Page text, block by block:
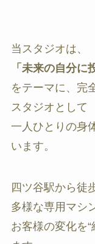
当スタジオは、
「未来の自分に
をテーマに、完
スタジオとして
一人ひとりの身
います。
四ツ谷駅から徒
多様な専用マシ
お客様の変化を